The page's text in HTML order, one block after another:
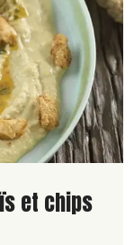
et chips